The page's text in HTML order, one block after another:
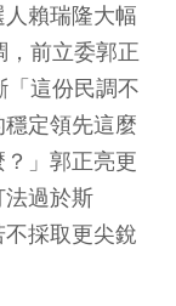
賴瑞隆大幅
，前立委郭正
「這份民調不
定領先這麼
」郭正亮更
法過於斯
採取更尖銳